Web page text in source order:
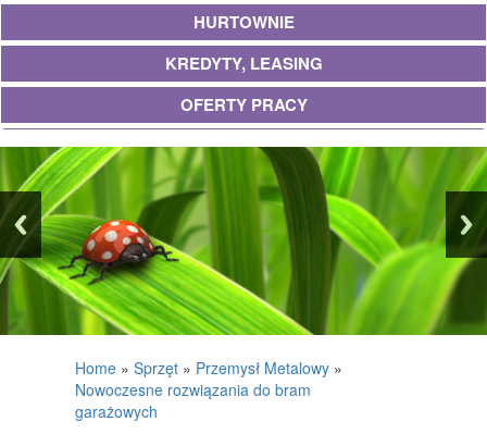
HURTOWNIE
KREDYTY, LEASING
OFERTY PRACY
UBEZPIECZENIA
EKOLOGIA
BANKI, PRZELEWY, WALUTY, KANTORY
WYKOŃCZENIA
PROJEKTOWANIE
MATERIAŁY BUDOWLANE
Home » Sprzęt » Przemysł Metalowy »
Nowoczesne rozwiązania do bram
garażowych